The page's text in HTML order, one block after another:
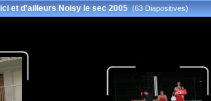
et d'ailleurs Noisy le sec 2005 (63 Diapositives)